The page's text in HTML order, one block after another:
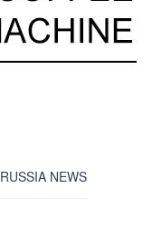
RUSSIA NEWS